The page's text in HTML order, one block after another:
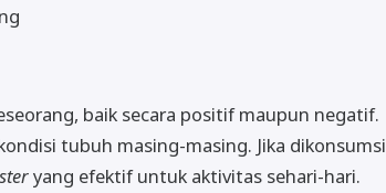
baik secara positif maupun negatif.
tubuh masing-masing. Jika dikonsumsi
yang efektif untuk aktivitas sehari-hari.